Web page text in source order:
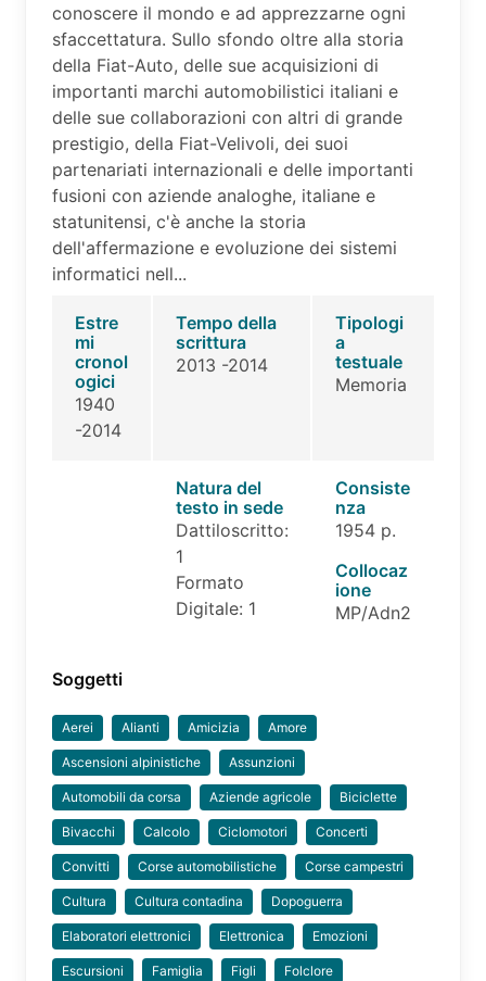
conoscere il mondo e ad apprezzarne ogni
sfaccettatura. Sullo sfondo oltre alla storia
della Fiat-Auto, delle sue acquisizioni di
importanti marchi automobilistici italiani e
delle sue collaborazioni con altri di grande
prestigio, della Fiat-Velivoli, dei suoi
partenariati internazionali e delle importanti
fusioni con aziende analoghe, italiane e
statunitensi, c'è anche la storia
dell'affermazione e evoluzione dei sistemi
informatici nell...
Estre
mi
cronol
ogici
1940
-2014
Tempo della
scrittura
2013 -2014
Tipologi
a
testuale
Memoria
Natura del
testo in sede
Dattiloscritto:
1
Formato
Digitale: 1
Consiste
nza
1954 p.
Collocaz
ione
MP/Adn2
Soggetti
Aerei Alianti Amicizia Amore
Ascensioni alpinistiche Assunzioni
Automobili da corsa Aziende agricole Biciclette
Bivacchi Calcolo Ciclomotori Concerti
Convitti Corse automobilistiche Corse campestri
Cultura Cultura contadina Dopoguerra
Elaboratori elettronici Elettronica Emozioni
Escursioni Famiglia Figli Folclore